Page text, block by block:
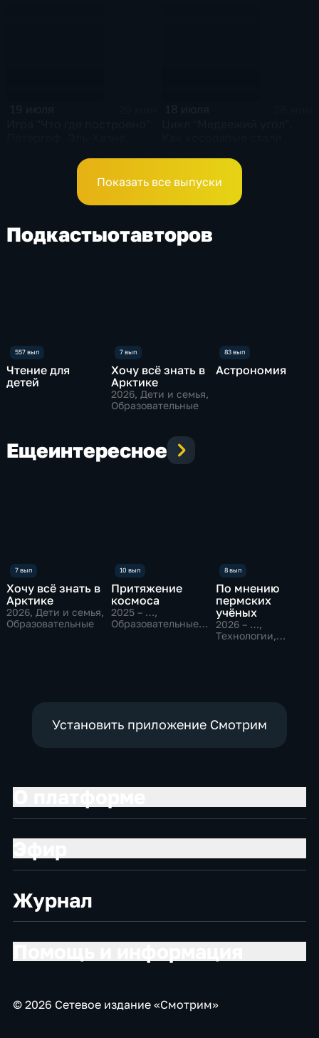
Показать все выпуски
Подкастыотавторов
Чтение для
детей
Хочу всё знать в
Арктике
2026, Дети и семья,
Образовательные
Астрономия
Ещеинтересное
Хочу всё знать в
Арктике
2026, Дети и семья,
Образовательные
Притяжение
космоса
2025 – …,
Образовательные,
По мнению
пермских
учёных
2026 – …,
Технологии,
Установить приложение Смотрим
Журнал
© 2026 Сетевое издание «Смотрим»